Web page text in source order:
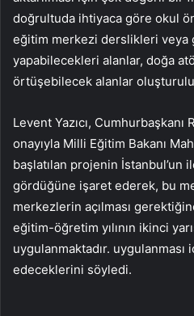
doğrultuda ihtiyaca göre okul
eğitim merkezi derslikleri veya
yapabilecekleri alanlar, doğa
örtüşebilecek alanlar
Levent Yazıcı, Cumhurbaşkanı
onayıyla Milli Eğitim Bakanı
başlatılan projenin
gördüğüne işaret ederek, bu
merkezlerin açılması
eğitim-öğretim yılının ikinci
uygulanmaktadır. uygulanması
edeceklerini söyledi.